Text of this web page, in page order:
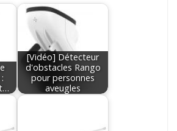
[Vidéo] Détecteur
d'obstacles Rango
pour personnes
aveugles